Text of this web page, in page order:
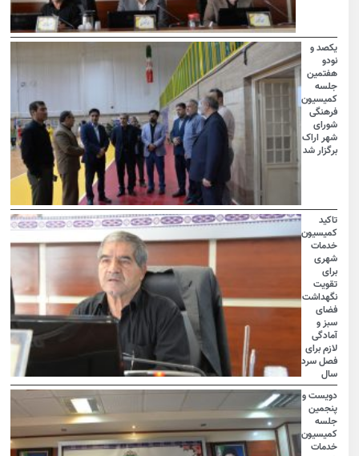
یکصد و
نودو
هفتمین
جلسه
کمیسیون
فرهنگی
شورای
شهر اراک
برگزار شد
تاکید
کمیسیون
خدمات
شهری
برای
تقویت
نگهداشت
فضای
سبز و
آمادگی
لازم برای
فصل سرد
سال
دویست و
پنجمین
جلسه
کمیسیون
خدمات